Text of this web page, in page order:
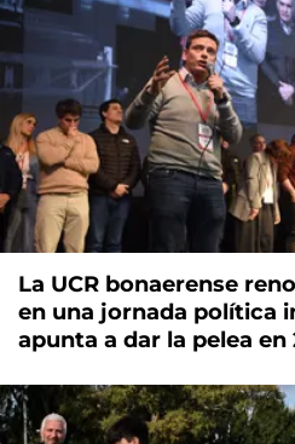
La UCR bonaerense
en una jornada política
apunta a dar la pelea en